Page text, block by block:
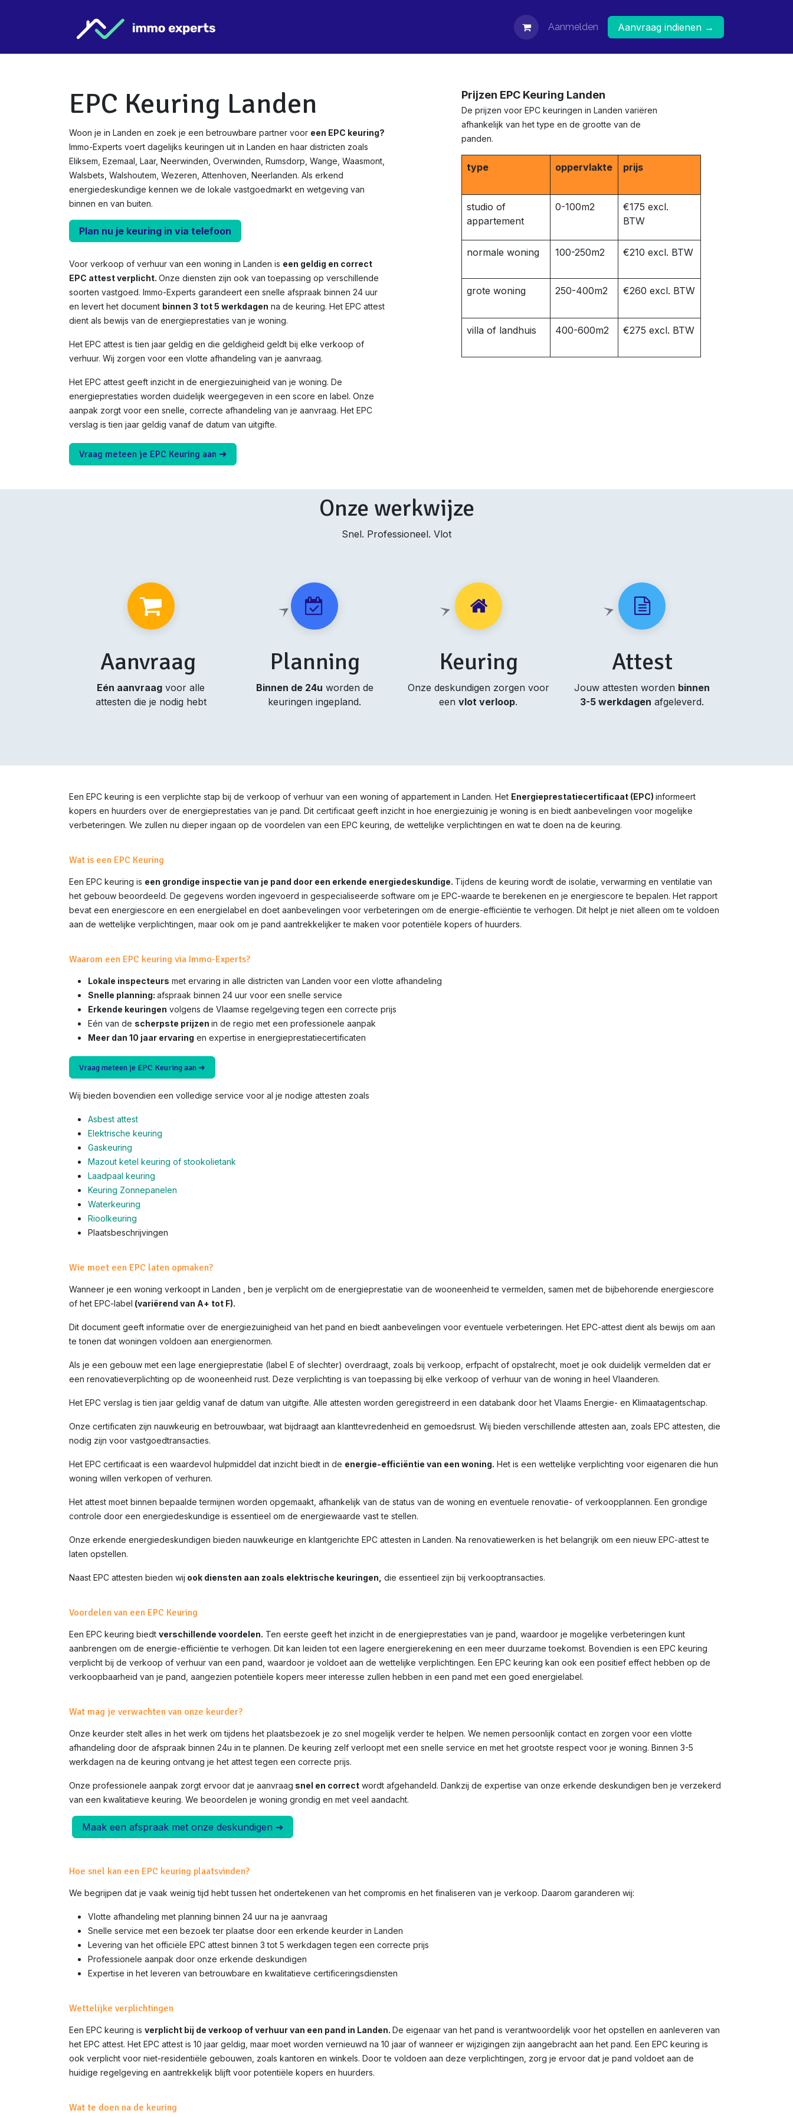
Contact Aanmelden Aanvraag indienen →
EPC Keuring Landen
Woon je in Landen en zoek je een betrouwbare partner voor een EPC keuring?
Immo-Experts voert dagelijks keuringen uit in Landen en haar districten zoals
Eliksem, Ezemaal, Laar, Neerwinden, Overwinden, Rumsdorp, Wange, Waasmont,
Walsbets, Walshoutem, Wezeren, Attenhoven, Neerlanden. Als erkend
energiedeskundige kennen we de lokale vastgoedmarkt en wetgeving van
binnen en van buiten.
Plan nu je keuring in via telefoon
Voor verkoop of verhuur van een woning in Landen is een geldig en correct
EPC attest verplicht. Onze diensten zijn ook van toepassing op verschillende
soorten vastgoed. Immo-Experts garandeert een snelle afspraak binnen 24 uur
en levert het document binnen 3 tot 5 werkdagen na de keuring. Het EPC attest
dient als bewijs van de energieprestaties van je woning.
Het EPC attest is tien jaar geldig en die geldigheid geldt bij elke verkoop of
verhuur. Wij zorgen voor een vlotte afhandeling van je aanvraag.
Het EPC attest geeft inzicht in de energiezuinigheid van je woning. De
energieprestaties worden duidelijk weergegeven in een score en label. Onze
aanpak zorgt voor een snelle, correcte afhandeling van je aanvraag. Het EPC
verslag is tien jaar geldig vanaf de datum van uitgifte.
Vraag meteen je EPC Keuring aan ➜
Prijzen EPC Keuring Landen
De prijzen voor EPC keuringen in Landen variëren
afhankelijk van het type en de grootte van de
panden.
type oppervlakte prijs
studio of
appartement
0-100m2
€175 excl.
BTW
normale woning 100-250m2 €210 excl. BTW
grote woning 250-400m2 €260 excl. BTW
villa of landhuis 400-600m2 €275 excl. BTW
Onze werkwijze
Snel. Professioneel. Vlot
Aanvraag
Eén aanvraag voor alle
attesten die je nodig hebt
Planning
Binnen de 24u worden de
keuringen ingepland.
Keuring
Onze deskundigen zorgen voor
eenvlot verloop.
Attest
Jouw attesten worden binnen
3-5 werkdagen afgeleverd.
Een EPC keuring is een verplichte stap bij de verkoop of verhuur van een woning of appartement in Landen. Het Energieprestatiecertificaat (EPC) informeert
kopers en huurders over de energieprestaties van je pand. Dit certificaat geeft inzicht in hoe energiezuinig je woning is en biedt aanbevelingen voor mogelijke
verbeteringen. We zullen nu dieper ingaan op de voordelen van een EPC keuring, de wettelijke verplichtingen en wat te doen na de keuring.
Wat is een EPC Keuring
Een EPC keuring is een grondige inspectie van je pand door een erkende energiedeskundige. Tijdens de keuring wordt de isolatie, verwarming en ventilatie van
het gebouw beoordeeld. De gegevens worden ingevoerd in gespecialiseerde software om je EPC-waarde te berekenen en je energiescore te bepalen. Het rapport
bevat een energiescore en een energielabel en doet aanbevelingen voor verbeteringen om de energie-efficiëntie te verhogen. Dit helpt je niet alleen om te voldoen
aan de wettelijke verplichtingen, maar ook om je pand aantrekkelijker te maken voor potentiële kopers of huurders.
Waarom een EPC keuring via Immo-Experts?
Lokale inspecteurs met ervaring in alle districten van Landen voor een vlotte afhandeling
Snelle planning: afspraak binnen 24 uur voor een snelle service
Erkende keuringen volgens de Vlaamse regelgeving tegen een correcte prijs
Eén van de scherpste prijzen in de regio met een professionele aanpak
Meer dan 10 jaar ervaring en expertise in energieprestatiecertificaten
Vraag meteen je EPC Keuring aan ➜
Wij bieden bovendien een volledige service voor al je nodige attesten zoals
Asbest attest
Elektrische keuring
Gaskeuring
Mazout ketel keuring of stookolietank
Laadpaal keuring
Keuring Zonnepanelen
Waterkeuring
Rioolkeuring
Plaatsbeschrijvingen
Wie moet een EPC laten opmaken?
Wanneer je een woning verkoopt in Landen , ben je verplicht om de energieprestatie van de wooneenheid te vermelden, samen met de bijbehorende energiescore
of het EPC-label (variërend van A+ tot F).
Dit document geeft informatie over de energiezuinigheid van het pand en biedt aanbevelingen voor eventuele verbeteringen. Het EPC-attest dient als bewijs om aan
te tonen dat woningen voldoen aan energienormen.
Als je een gebouw met een lage energieprestatie (label E of slechter) overdraagt, zoals bij verkoop, erfpacht of opstalrecht, moet je ook duidelijk vermelden dat er
een renovatieverplichting op de wooneenheid rust. Deze verplichting is van toepassing bij elke verkoop of verhuur van de woning in heel Vlaanderen.
Het EPC verslag is tien jaar geldig vanaf de datum van uitgifte. Alle attesten worden geregistreerd in een databank door het Vlaams Energie- en Klimaatagentschap.
Onze certificaten zijn nauwkeurig en betrouwbaar, wat bijdraagt aan klanttevredenheid en gemoedsrust. Wij bieden verschillende attesten aan, zoals EPC attesten, die
nodig zijn voor vastgoedtransacties.
Het EPC certificaat is een waardevol hulpmiddel dat inzicht biedt in de energie-efficiëntie van een woning. Het is een wettelijke verplichting voor eigenaren die hun
woning willen verkopen of verhuren.
Het attest moet binnen bepaalde termijnen worden opgemaakt, afhankelijk van de status van de woning en eventuele renovatie- of verkoopplannen. Een grondige
controle door een energiedeskundige is essentieel om de energiewaarde vast te stellen.
Onze erkende energiedeskundigen bieden nauwkeurige en klantgerichte EPC attesten in Landen. Na renovatiewerken is het belangrijk om een nieuw EPC-attest te
laten opstellen.
Naast EPC attesten bieden wij ook diensten aan zoals elektrische keuringen, die essentieel zijn bij verkooptransacties.
Voordelen van een EPC Keuring
Een EPC keuring biedt verschillende voordelen. Ten eerste geeft het inzicht in de energieprestaties van je pand, waardoor je mogelijke verbeteringen kunt
aanbrengen om de energie-efficiëntie te verhogen. Dit kan leiden tot een lagere energierekening en een meer duurzame toekomst. Bovendien is een EPC keuring
verplicht bij de verkoop of verhuur van een pand, waardoor je voldoet aan de wettelijke verplichtingen. Een EPC keuring kan ook een positief effect hebben op de
verkoopbaarheid van je pand, aangezien potentiële kopers meer interesse zullen hebben in een pand met een goed energielabel.
Wat mag je verwachten van onze keurder?
Onze keurder stelt alles in het werk om tijdens het plaatsbezoek je zo snel mogelijk verder te helpen. We nemen persoonlijk contact en zorgen voor een vlotte
afhandeling door de afspraak binnen 24u in te plannen. De keuring zelf verloopt met een snelle service en met het grootste respect voor je woning. Binnen 3-5
werkdagen na de keuring ontvang je het attest tegen een correcte prijs.
Onze professionele aanpak zorgt ervoor dat je aanvraag snel en correct wordt afgehandeld. Dankzij de expertise van onze erkende deskundigen ben je verzekerd
van een kwalitatieve keuring. We beoordelen je woning grondig en met veel aandacht.
Maak een afspraak met onze deskundigen ➜
Hoe snel kan een EPC keuring plaatsvinden?
We begrijpen dat je vaak weinig tijd hebt tussen het ondertekenen van het compromis en het finaliseren van je verkoop. Daarom garanderen wij:
Vlotte afhandeling met planning binnen 24 uur na je aanvraag
Snelle service met een bezoek ter plaatse door een erkende keurder in Landen
Levering van het officiële EPC attest binnen 3 tot 5 werkdagen tegen een correcte prijs
Professionele aanpak door onze erkende deskundigen
Expertise in het leveren van betrouwbare en kwalitatieve certificeringsdiensten
Wettelijke verplichtingen
Een EPC keuring is verplicht bij de verkoop of verhuur van een pand in Landen. De eigenaar van het pand is verantwoordelijk voor het opstellen en aanleveren van
het EPC attest. Het EPC attest is 10 jaar geldig, maar moet worden vernieuwd na 10 jaar of wanneer er wijzigingen zijn aangebracht aan het pand. Een EPC keuring is
ook verplicht voor niet-residentiële gebouwen, zoals kantoren en winkels. Door te voldoen aan deze verplichtingen, zorg je ervoor dat je pand voldoet aan de
huidige regelgeving en aantrekkelijk blijft voor potentiële kopers en huurders.
Wat te doen na de keuring